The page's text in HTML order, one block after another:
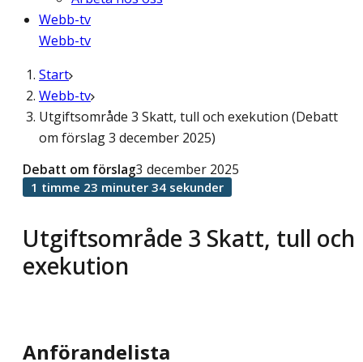
Webb-tv
Webb-tv
Start
Webb-tv
Utgiftsområde 3 Skatt, tull och exekution (Debatt
om förslag 3 december 2025)
Utgiftsområde 3 Skatt, tull och
exekution
Debatt om förslag3 december 2025
1 timme 23 minuter 34 sekunder
Anförandelista